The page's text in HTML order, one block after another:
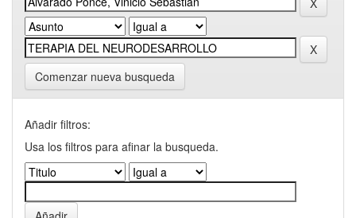
Comenzar nueva busqueda
Añadir filtros:
Usa los filtros para afinar la busqueda.